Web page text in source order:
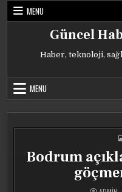
Skip
MENU
Güncel
Haber, teknoloji,
MENU
Bodrum